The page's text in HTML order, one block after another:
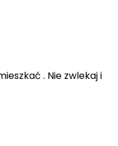
. Nie zwlekaj i